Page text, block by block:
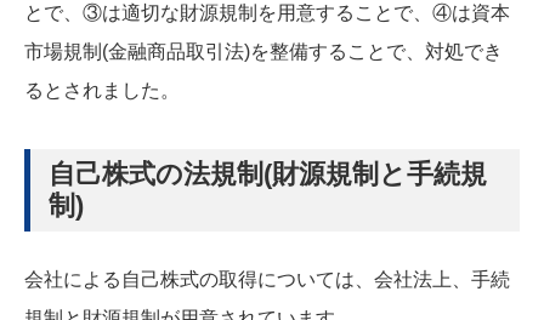
とで、③は適切な財源規制を用意することで、④は資本
市場規制(金融商品取引法)を整備することで、対処でき
るとされました。
自己株式の法規制(財源規制と手続規
制)
会社による自己株式の取得については、会社法上、手続